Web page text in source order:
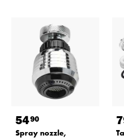
5490
Spray nozzle,